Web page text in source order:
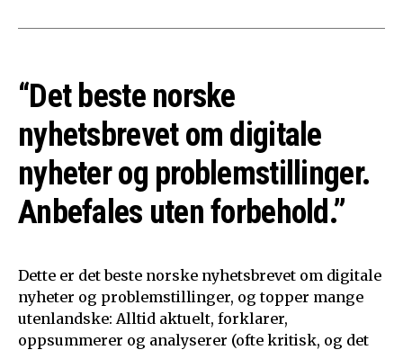
“Det beste norske
nyhetsbrevet om digitale
nyheter og problemstillinger.
Anbefales uten forbehold.”
Dette er det beste norske nyhetsbrevet om digitale
nyheter og problemstillinger, og topper mange
utenlandske: Alltid aktuelt, forklarer,
oppsummerer og analyserer (ofte kritisk, og det